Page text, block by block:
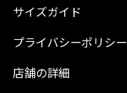
サイズガイド
プライバシーポリシー
店舗の詳細